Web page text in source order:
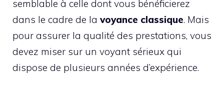
semblable à celle dont vous bénéficierez
dans le cadre de la voyance classique. Mais
pour assurer la qualité des prestations, vous
devez miser sur un voyant sérieux qui
dispose de plusieurs années d’expérience.